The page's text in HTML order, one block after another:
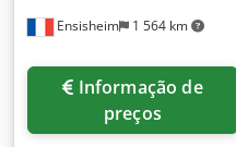
Ensisheim 1 564 km
preços